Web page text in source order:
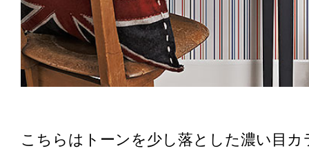
こちらはトーンを少し落とした濃い目カ